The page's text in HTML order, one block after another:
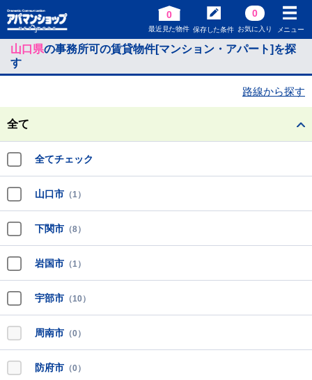
0
最近見た物件 保存した条件
0
お気に入り メニュー
山口県の事務所可の賃貸物件[マンション・アパート]を探
す
路線から探す
全て
全てチェック
山口市 （1）
下関市 （8）
岩国市 （1）
宇部市 （10）
周南市 （0）
防府市 （0）